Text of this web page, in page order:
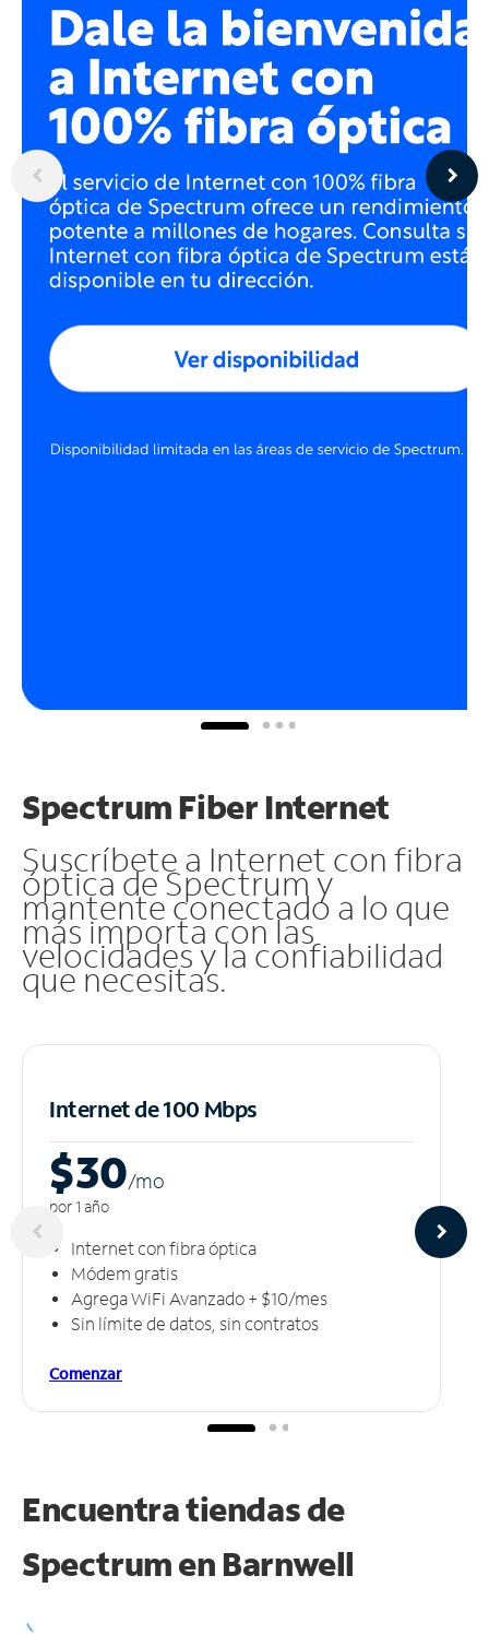
Spectrum Fiber Internet
Suscríbete a Internet con fibra
óptica de Spectrum y
mantente conectado a lo que
más importa con las
velocidades y la confiabilidad
que necesitas.
Internet de 100 Mbps
$30/mo
por 1 año
Internet con fibra óptica
Módem gratis
Agrega WiFi Avanzado + $10/mes
Sin límite de datos, sin contratos
Comenzar
Encuentra tiendas de
Spectrum en Barnwell